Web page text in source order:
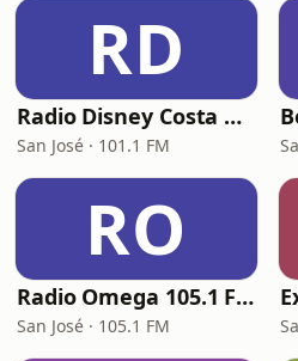
RD
Radio Disney Costa Rica
San José · 101.1 FM
RO
Radio Omega 105.1 FM
San José · 105.1 FM